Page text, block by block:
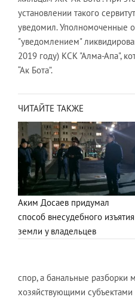
установлении такого
уведомил. Уполномоченные
"уведомлением"
2019 году) КСК "Алма-Апа",
“Ак Бота”.
ЧИТАЙТЕ ТАКЖЕ
Аким Досаев придумал
способ внесудебного изъятия
земли у владельцев
спор, а банальные разборки
хозяйствующими